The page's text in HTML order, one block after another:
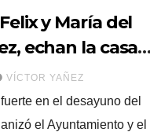
y María del
echan la casa
festival del Día
VÍCTOR YAÑEZ
en el desayuno del
el Ayuntamiento y el